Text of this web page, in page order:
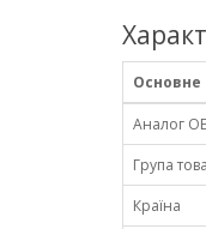
Основне
Аналог
Група
Країна